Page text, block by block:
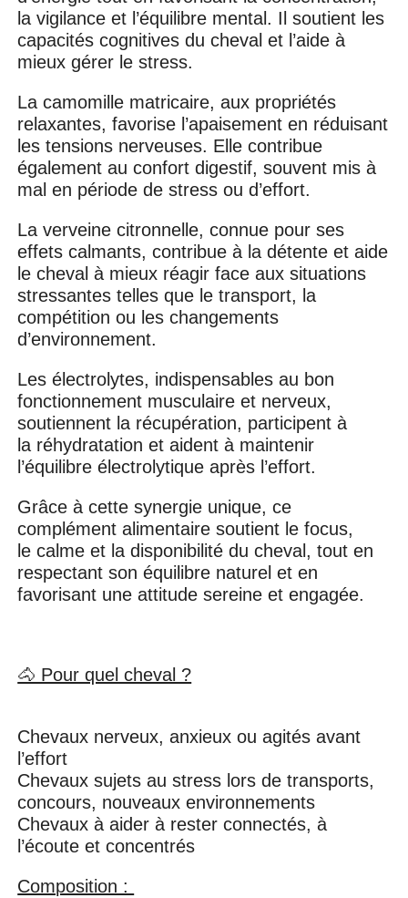
la vigilance et l’équilibre mental. Il soutient les
capacités cognitives du cheval et l’aide à
mieux gérer le stress.
La camomille matricaire, aux propriétés
relaxantes, favorise l’apaisement en réduisant
les tensions nerveuses. Elle contribue
également au confort digestif, souvent mis à
mal en période de stress ou d’effort.
La verveine citronnelle, connue pour ses
effets calmants, contribue à la détente et aide
le cheval à mieux réagir face aux situations
stressantes telles que le transport, la
compétition ou les changements
d’environnement.
Les électrolytes, indispensables au bon
fonctionnement musculaire et nerveux,
soutiennent la récupération, participent à
la réhydratation et aident à maintenir
l’équilibre électrolytique après l’effort.
Grâce à cette synergie unique, ce
complément alimentaire soutient le focus,
le calme et la disponibilité du cheval, tout en
respectant son équilibre naturel et en
favorisant une attitude sereine et engagée.
🐴 Pour quel cheval ?
Chevaux nerveux, anxieux ou agités avant
l’effort
Chevaux sujets au stress lors de transports,
concours, nouveaux environnements
Chevaux à aider à rester connectés, à
l’écoute et concentrés
Composition :